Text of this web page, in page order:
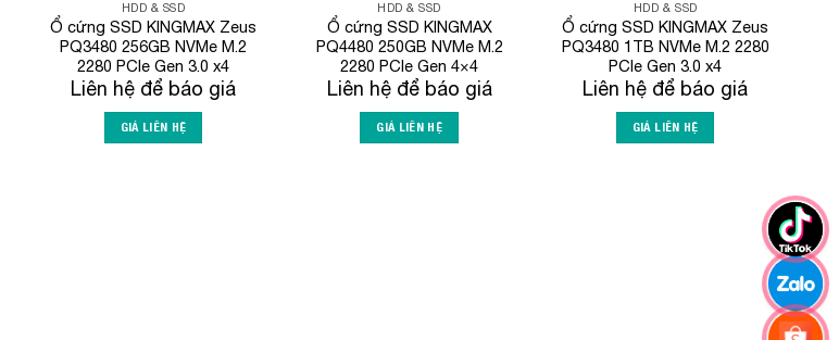
HDD & SSD
Ổ cứng SSD KINGMAX Zeus
PQ3480 256GB NVMe M.2
2280 PCIe Gen 3.0 x4
Liên hệ để báo giá
GIÁ LIÊN HỆ
HDD & SSD
Ổ cứng SSD KINGMAX
PQ4480 250GB NVMe M.2
2280 PCIe Gen 4×4
Liên hệ để báo giá
GIÁ LIÊN HỆ
HDD & SSD
Ổ cứng SSD KINGMAX Zeus
PQ3480 1TB NVMe M.2 2280
PCIe Gen 3.0 x4
Liên hệ để báo giá
GIÁ LIÊN HỆ